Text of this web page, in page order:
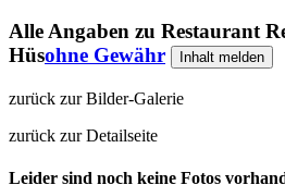
Alle Angaben zu Restaurant
Hüsohne Gewähr Inhalt melden
zurück zur Bilder-Galerie
zurück zur Detailseite
Leider sind noch keine Fotos